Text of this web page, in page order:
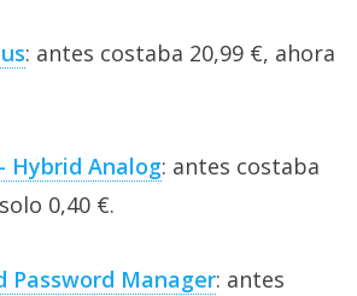
: antes costaba 20,99 €, ahora
Hybrid Analog: antes costaba
0,40 €.
Password Manager: antes